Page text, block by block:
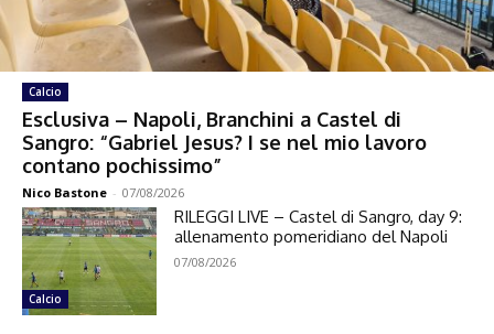
Calcio
Esclusiva – Napoli, Branchini a Castel di
Sangro: “Gabriel Jesus? I se nel mio lavoro
contano pochissimo”
Nico Bastone - 07/08/2026
Calcio
RILEGGI LIVE – Castel di Sangro, day 9:
allenamento pomeridiano del Napoli
07/08/2026